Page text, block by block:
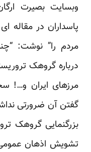
وبسایت بصیرت
پاسداران در مقاله
مردم را” نوشت:
درباره گروهک
مرزهای ایران و…!
گفتن آن ضرورتی
بزرگنمایی گروهک
تشویش اذهان